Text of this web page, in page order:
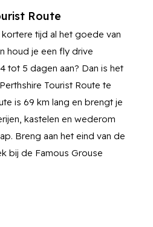
Route
kortere tijd al het goede van
houd je een fly drive
tot 5 dagen aan? Dan is het
Tourist Route te
is 69 km lang en brengt je
kastelen en wederom
Breng aan het eind van de
bij de Famous Grouse